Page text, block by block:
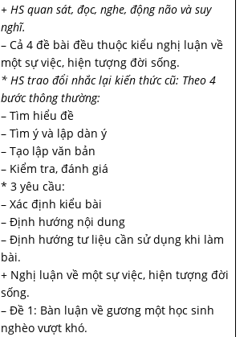
+ HS quan sát, đọc, nghe, động não và suy
nghĩ.
– Cả 4 đề bài đều thuộc kiểu nghị luận về
một sự việc, hiện tượng đời sống.
* HS trao đổi nhắc lại kiến thức cũ: Theo 4
bước thông thường:
– Tìm hiểu đề
– Tìm ý và lập dàn ý
– Tạo lập văn bản
– Kiểm tra, đánh giá
* 3 yêu cầu:
– Xác định kiểu bài
– Định hướng nội dung
– Định hướng tư liệu cần sử dụng khi làm
bài.
+ Nghị luận về một sự việc, hiện tượng đời
sống.
– Đề 1: Bàn luận về gương một học sinh
nghèo vượt khó.